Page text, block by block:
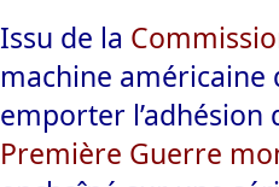
Issu de la
machine
emporter l’adhésion
Première Guerre